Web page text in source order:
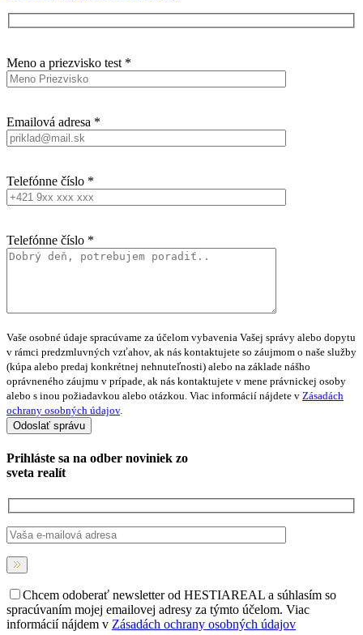
Meno a priezvisko test *
Emailová adresa *
Telefónne číslo *
Telefónne číslo *
Vaše osobné údaje spracúvame za účelom vybavenia Vašej správy alebo dopytu
v rámci predzmluvných vzťahov, ak nás kontaktujete so záujmom o naše služby
(kúpa alebo predaj konkrétnej nehnuteľnosti) alebo na základe nášho
oprávneného záujmu v prípade, ak nás kontaktujete v mene právnickej osoby
alebo s inou požiadavkou alebo otázkou. Viac informácií nájdete v Zásadách
ochrany osobných údajov.
Prihláste sa na odber noviniek zo
sveta realít
Chcem odoberať newsletter od HESTIAREAL a súhlasím so
spracúvaním mojej emailovej adresy za týmto účelom. Viac
informácií nájdem v Zásadách ochrany osobných údajov